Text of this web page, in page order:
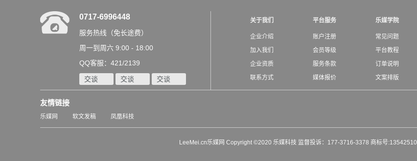
0717-6996448
服务热线（免长途费）
周一到周六 9:00 - 18:00
QQ客服：421/2139
交谈 交谈 交谈
关于我们
企业介绍
加入我们
企业资质
联系方式
平台服务
账户注册
会员等级
服务条款
媒体报价
乐媒学院
常见问题
平台教程
订单说明
文案排版
友情链接
乐媒网 软文发稿 凤凰科技
LeeMei.cn乐媒网 Copyright ©2020 乐媒科技 监督投诉：177-3716-3378 商标号:13542510